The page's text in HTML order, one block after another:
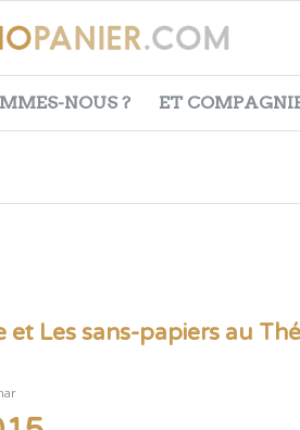
NOUS ? ET
et Les sans-papiers au